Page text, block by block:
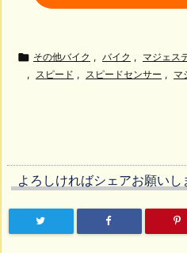
 その他バイク , バイク , マジェス
, スピード , スピードセンサー , マ
よろしければシェアお願いし